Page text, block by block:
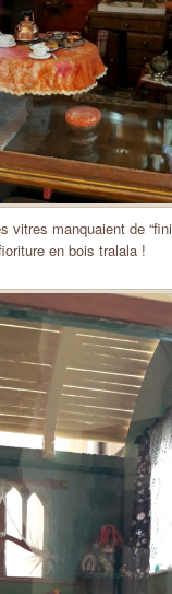
manquaient de
en bois tralala !